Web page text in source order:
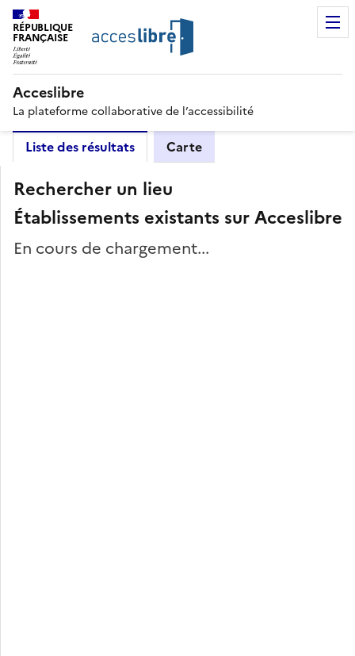
RÉPUBLIQUE
FRANÇAISE
Acceslibre
La plateforme collaborative de l’accessibilité
Liste des résultats Carte
Rechercher un lieu
Établissements existants sur Acceslibre
En cours de chargement...